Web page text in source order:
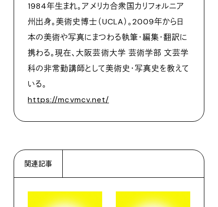
1984年生まれ。アメリカ合衆国カリフォルニア
州出身。美術史博士（UCLA）。2009年から日
本の美術や写真にまつわる執筆・編集・翻訳に
携わる。現在、大阪芸術大学 芸術学部 文芸学
科の非常勤講師として美術史・写真史を教えて
いる。
https://mcvmcv.net/
関連記事